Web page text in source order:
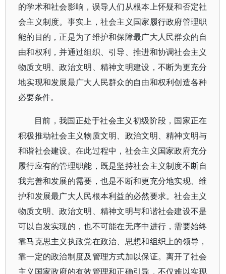
的学术和社会影响，误导人们从根本上怀疑和否定社
会主义制度。事实上，社会主义国家履行政府管理职
能的目的，正是为了维护和保障最广大人民群众的自
由和权利，并通过组织、引导、推进和协调社会主义
物质文明、政治文明、精神文明建设，不断为更充分
地实现和发展最广大人民群众的自由和权利创造各种
必要条件。
目前，我国正处于社会主义初级阶段，国家正在
积极推动社会主义物质文明、政治文明、精神文明与
和谐社会建设。在此过程中，社会主义国家政府充分
履行应有的管理职能，既是坚持社会主义制度不断自
我完善和发展的需要，也是不断和更充分地实现、维
护和发展最广大人民根本利益的必然要求。社会主义
物质文明、政治文明、精神文明与和谐社会建设不是
可以自发实现的，也不可能在无序中进行，需要始终
靠马克思主义执政党在政治、思想和组织上的领导，
靠一定的政治制度及管理方式加以保证。离开了社会
主义国家政府的有效管理和正确引导，不仅难以实现